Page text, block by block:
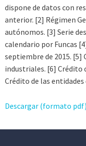
dispone de datos con
anterior. [2] Régimen
autónomos. [3] Serie
calendario por Funcas
septiembre de 2015.
industriales. [6] Crédito
Crédito de las
Descargar (formato pdf)